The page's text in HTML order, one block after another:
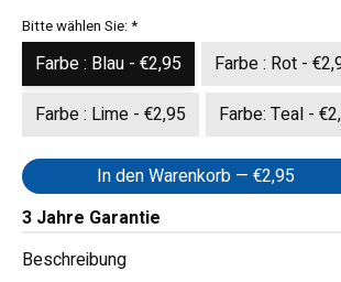
Bitte wählen Sie:*
Farbe : Blau - €2,95
Farbe : Rot -
Farbe : Lime - €2,95
Farbe: Teal -
In den Warenkorb — €2,95
3 Jahre Garantie
Beschreibung